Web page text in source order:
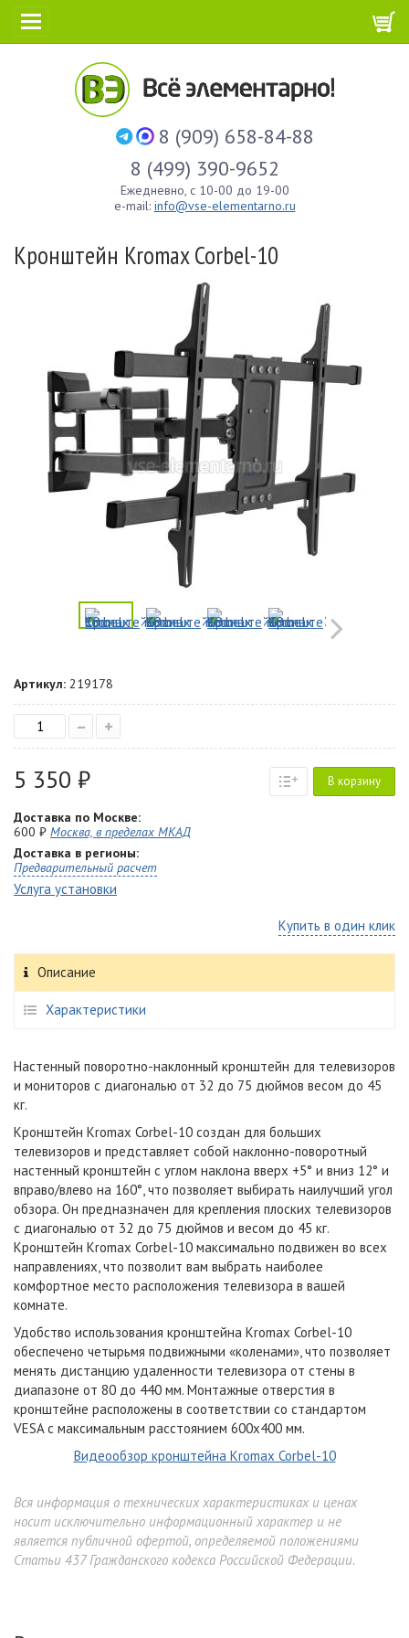
8 (909) 658-84-88
8 (499) 390-9652
Ежедневно, с 10-00 до 19-00
e-mail: info@vse-elementarno.ru
Кронштейн Kromax Corbel-10
Артикул: 219178
– +
5 350 ₽ В корзину
Доставка по Москве:
600 ₽ Москва, в пределах МКАД
Доставка в регионы:
Предварительный расчет
Услуга установки
Купить в один клик
Описание
Характеристики
Настенный поворотно-наклонный кронштейн для телевизоров
и мониторов с диагональю от 32 до 75 дюймов весом до 45
кг.
Кронштейн Kromax Corbel-10 создан для больших
телевизоров и представляет собой наклонно-поворотный
настенный кронштейн с углом наклона вверх +5° и вниз 12° и
вправо/влево на 160°, что позволяет выбирать наилучший угол
обзора. Он предназначен для крепления плоских телевизоров
с диагональю от 32 до 75 дюймов и весом до 45 кг.
Кронштейн Kromax Corbel-10 максимально подвижен во всех
направлениях, что позволит вам выбрать наиболее
комфортное место расположения телевизора в вашей
комнате.
Удобство использования кронштейна Kromax Corbel-10
обеспечено четырьмя подвижными «коленами», что позволяет
менять дистанцию удаленности телевизора от стены в
диапазоне от 80 до 440 мм. Монтажные отверстия в
кронштейне расположены в соответствии со стандартом
VESA с максимальным расстоянием 600x400 мм.
Видеообзор кронштейна Kromax Corbel-10
Вся информация о технических характеристиках и ценах
носит исключительно информационный характер и не
является публичной офертой, определяемой положениями
Статьи 437 Гражданского кодекса Российской Федерации.